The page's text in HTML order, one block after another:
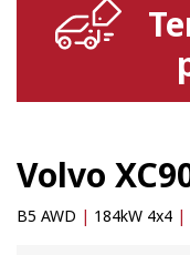
Volvo
B5 AWD | 184kW 4x4 |